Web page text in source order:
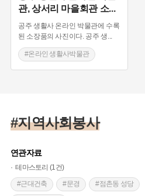
관, 상서리 마을회관 소...
공주 생활사 온라인 박물관에 수록
된 소장품의 사진이다. 공주 생...
#온라인 생활사박물관
#공예품 #생활용품
#지역사회봉사
연관자료
테마스토리 (1건)
#근대건축
#문경 #점촌동 성당